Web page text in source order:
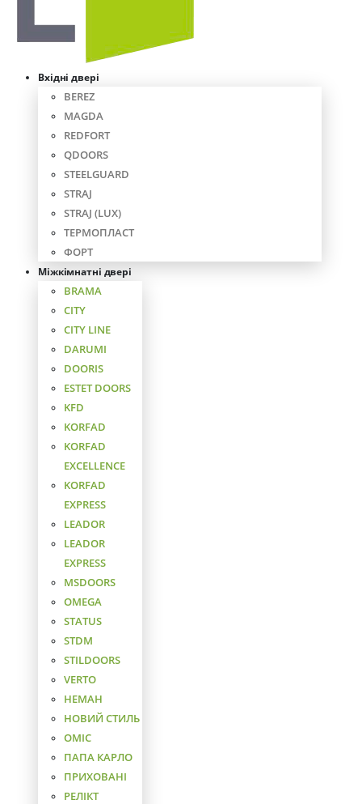
Вхідні двері
BEREZ
MAGDA
REDFORT
QDOORS
STEELGUARD
STRAJ
STRAJ (LUX)
ТЕРМОПЛАСТ
ФОРТ
Міжкімнатні двері
BRAMA
CITY
CITY LINE
DARUMI
DOORIS
ESTET DOORS
KFD
KORFAD
KORFAD
EXCELLENCE
KORFAD
EXPRESS
LEADOR
LEADOR
EXPRESS
MSDOORS
OMEGA
STATUS
STDM
STILDOORS
VERTO
НЕМАН
НОВИЙ СТИЛЬ
ОМІС
ПАПА КАРЛО
ПРИХОВАНІ
РЕЛІКТ